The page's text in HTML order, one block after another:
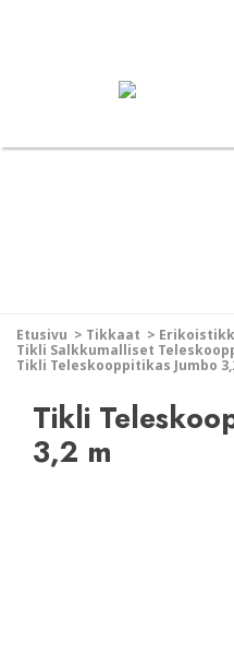
Etusivu > Tikkaat >
Tikli Salkkumalliset
Tikli Teleskooppitikas Jumbo
Tikli
3,2 m